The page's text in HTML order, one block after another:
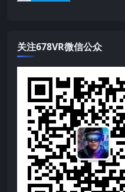
关注678VR微信公众